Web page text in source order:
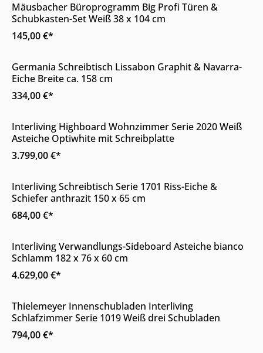
Mäusbacher Büroprogramm Big Profi Türen &
Schubkasten-Set Weiß 38 x 104 cm
145,00 €*
Online & im Möbelhaus erhältlich
Germania Schreibtisch Lissabon Graphit & Navarra-
Eiche Breite ca. 158 cm
334,00 €*
Online & im Möbelhaus erhältlich
Interliving Highboard Wohnzimmer Serie 2020 Weiß
Asteiche Optiwhite mit Schreibplatte
3.799,00 €*
Online & im Möbelhaus erhältlich
Interliving Schreibtisch Serie 1701 Riss-Eiche &
Schiefer anthrazit 150 x 65 cm
684,00 €*
Online & im Möbelhaus erhältlich
Interliving Verwandlungs-Sideboard Asteiche bianco
Schlamm 182 x 76 x 60 cm
4.629,00 €*
Online & im Möbelhaus erhältlich
Thielemeyer Innenschubladen Interliving
Schlafzimmer Serie 1019 Weiß drei Schubladen
794,00 €*
Online & im Möbelhaus erhältlich